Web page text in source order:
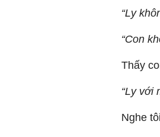
“Ly
“Con
Thấy
“Ly với
Nghe